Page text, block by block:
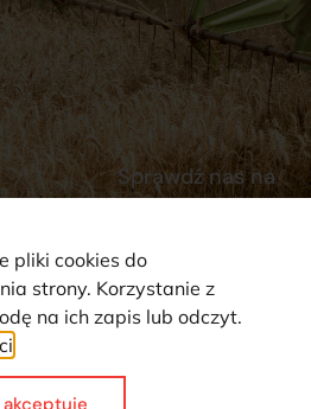
Dostawy
Płatności
Sprawdź nas na
Wszystkie prawa zastrzeżone ©
pliki cookies do
strony. Korzystanie z
na ich zapis lub odczyt.
akceptuje